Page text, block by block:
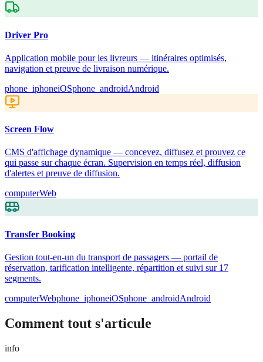
Driver Pro
Application mobile pour les livreurs — itinéraires optimisés,
navigation et preuve de livraison numérique.
phone_iphoneiOSphone_androidAndroid
Screen Flow
CMS d'affichage dynamique — concevez, diffusez et prouvez ce
qui passe sur chaque écran. Supervision en temps réel, diffusion
d'alertes et preuve de diffusion.
computerWeb
Transfer Booking
Gestion tout-en-un du transport de passagers — portail de
réservation, tarification intelligente, répartition et suivi sur 17
segments.
computerWebphone_iphoneiOSphone_androidAndroid
Comment tout s'articule
info